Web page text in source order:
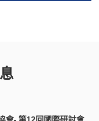
會- 第12回國際研討會